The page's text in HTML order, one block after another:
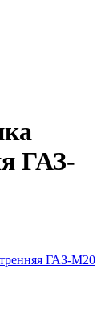
ГАЗ-
ГАЗ-М20